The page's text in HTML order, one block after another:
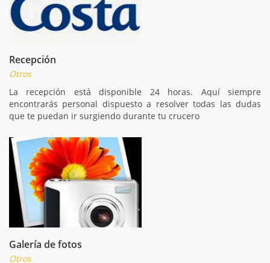
Recepción
Otros
La recepción está disponible 24 horas. Aquí siempre
encontrarás personal dispuesto a resolver todas las dudas
que te puedan ir surgiendo durante tu crucero
Galería de fotos
Otros